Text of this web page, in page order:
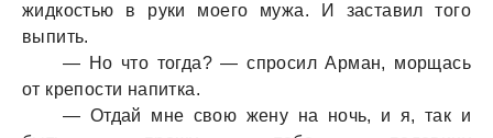
жидкостью в руки моего мужа. И заставил того
выпить.
— Но что тогда? — спросил Арман, морщась
от крепости напитка.
— Отдай мне свою жену на ночь, и я, так и